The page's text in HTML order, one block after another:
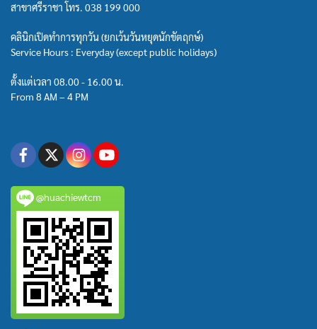
สาขาศรีราชา โทร. 038 199 000
คลินิกเปิดทำการทุกวัน (ยกเว้นวันหยุดนักขัตฤกษ์)
Service Hours : Everyday (except public holidays)
ตั้งแต่เวลา 08.00 - 16.00 น.
From 8 AM – 4 PM
@huachiewtcm